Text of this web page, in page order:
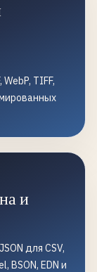
TIFF,
и
для CSV,
BSON, EDN и